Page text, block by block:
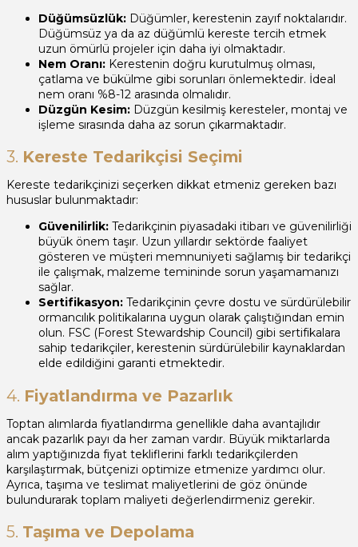
Düğümsüzlük: Düğümler, kerestenin zayıf noktalarıdır.
Düğümsüz ya da az düğümlü kereste tercih etmek
uzun ömürlü projeler için daha iyi olmaktadır.
Nem Oranı: Kerestenin doğru kurutulmuş olması,
çatlama ve bükülme gibi sorunları önlemektedir. İdeal
nem oranı %8-12 arasında olmalıdır.
Düzgün Kesim: Düzgün kesilmiş keresteler, montaj ve
işleme sırasında daha az sorun çıkarmaktadır.
3. Kereste Tedarikçisi Seçimi
Kereste tedarikçinizi seçerken dikkat etmeniz gereken bazı
hususlar bulunmaktadır:
Güvenilirlik: Tedarikçinin piyasadaki itibarı ve güvenilirliği
büyük önem taşır. Uzun yıllardır sektörde faaliyet
gösteren ve müşteri memnuniyeti sağlamış bir tedarikçi
ile çalışmak, malzeme temininde sorun yaşamamanızı
sağlar.
Sertifikasyon: Tedarikçinin çevre dostu ve sürdürülebilir
ormancılık politikalarına uygun olarak çalıştığından emin
olun. FSC (Forest Stewardship Council) gibi sertifikalara
sahip tedarikçiler, kerestenin sürdürülebilir kaynaklardan
elde edildiğini garanti etmektedir.
4. Fiyatlandırma ve Pazarlık
Toptan alımlarda fiyatlandırma genellikle daha avantajlıdır
ancak pazarlık payı da her zaman vardır. Büyük miktarlarda
alım yaptığınızda fiyat tekliflerini farklı tedarikçilerden
karşılaştırmak, bütçenizi optimize etmenize yardımcı olur.
Ayrıca, taşıma ve teslimat maliyetlerini de göz önünde
bulundurarak toplam maliyeti değerlendirmeniz gerekir.
5. Taşıma ve Depolama